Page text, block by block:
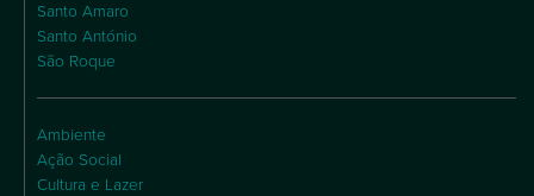
Santo Amaro
Santo António
São Roque
Ambiente
Ação Social
Cultura e Lazer